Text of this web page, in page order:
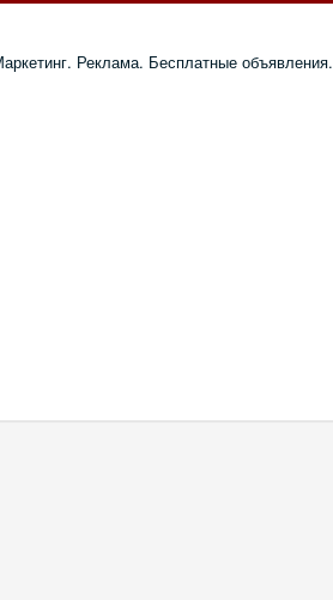
Реклама. Бесплатные объявления.